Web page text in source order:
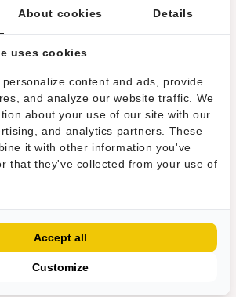
zu diesem Produkt
passend für FAE-Mulcher
Typ B). Werkzeug mit einer
Hartmetallspitze und einer
Für die meisten
empfohlen.
FAE
About cookies Details
uses cookies
content and ads, provide
and analyze our website traffic. We
about your use of our site with our
and analytics partners. These
it with other information you've
that they've collected from your use of
Customize
Accept all